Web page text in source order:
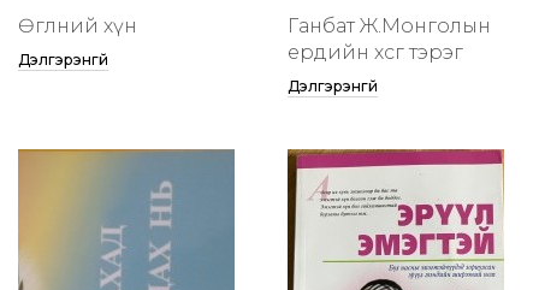
Өглөөний хүн
Дэлгэрэнгүй
Ганбат Ж.Монголын
ердийн хөсөг тэрэг
Дэлгэрэнгүй